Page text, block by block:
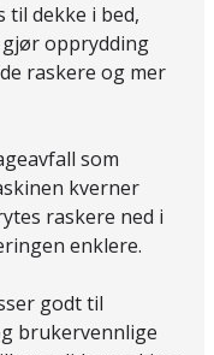
dekke i bed,
opprydding
raskere og mer
som
kverner
raskere ned i
enklere.
godt til
brukervennlige